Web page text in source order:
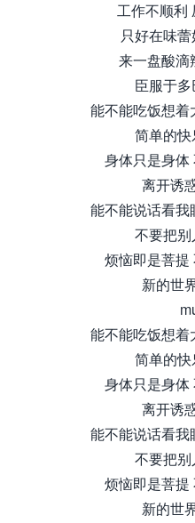
⼯作不顺利
只好在味
来⼀盘酸滴
⾂服于
能不能吃饭想着
简单的快
身体只是身体
离开诱
能不能说话看
不要把
烦恼即是菩提
新的世
能不能吃饭想着
简单的快
身体只是身体
离开诱
能不能说话看
不要把
烦恼即是菩提
新的世